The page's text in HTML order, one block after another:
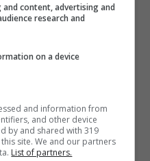
content, advertising and
research and
on a device
and information from
and other device
by and shared with 319
site. We and our partners
List of partners.